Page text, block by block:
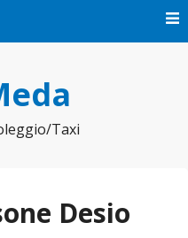
Taxi
Desio